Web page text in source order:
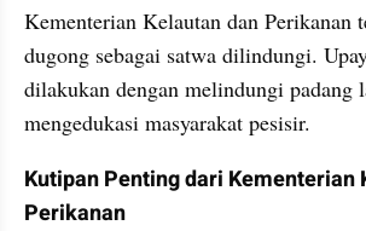
Kementerian Kelautan dan Perikanan
dugong sebagai satwa dilindungi.
dilakukan dengan melindungi padang
mengedukasi masyarakat pesisir.
Kutipan Penting dari Kementerian
Perikanan